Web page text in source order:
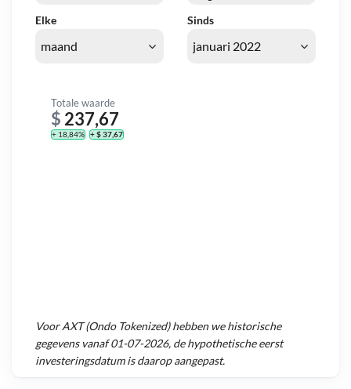
Elke Sinds
Totale waarde
$ 237,67
+ 18,84% + $ 37,67
VoorAXT (Ondo Tokenized)hebben we historische
gegevens vanaf01-07-2026, de hypothetische eerst
investeringsdatum is daarop aangepast.